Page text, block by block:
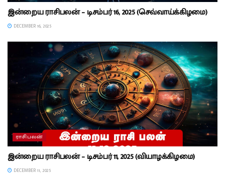
இன்றைய ராசிபலன் – டிசம்பர் 16, 2025 (செவ்வாய்க்கிழமை)
DECEMBER 16, 2025
ராசிபலன்
இன்றைய ராசிபலன் – டிசம்பர் 11, 2025 (வியாழக்கிழமை)
DECEMBER 11, 2025